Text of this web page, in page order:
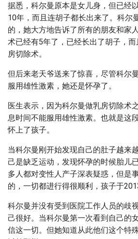
据悉，科尔曼原本是女儿身，但已经
10年，而且连胡子都长出来了。科尔
的，她大方地告诉了所有的朋友和家
术已经有5年了，已经长出了胡子，
房切除术。
但后来老天爷送来了惊喜，尽管科尔
服用雄性激素，她还是怀孕了。
医生表示，因为科尔曼做乳房切除术
息时间不能服用雄性激素。也就是这
怀上了孩子。
当科尔曼刚开始发现自己的肚子越来
己是缺乏运动，发现怀孕的时候胎儿
多人都对变性人产子深表疑惑，但是
的，一切都进行得很顺利，孩子于
科尔曼并没有受到医院工作人员的歧
己很好。当科尔曼第一次看到自己的
信这一切。但她知道从此他们这个特